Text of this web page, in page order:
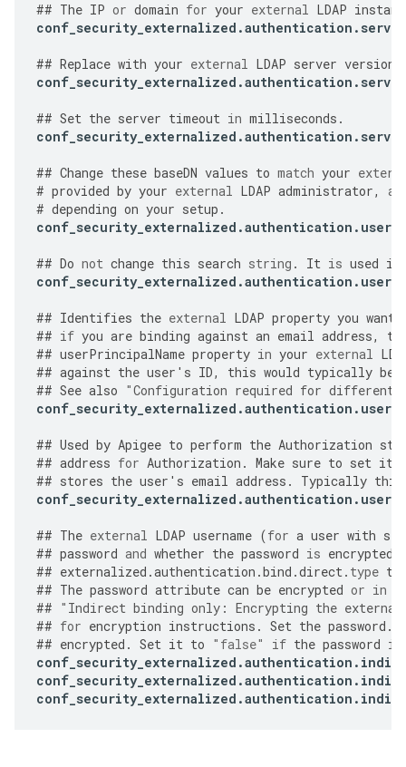
## The IP or domain for your external LDAP
conf_security_externalized .authentication . server
## Replace with your external LDAP server version
conf_security_externalized .authentication . server
## Set the server timeout in milliseconds .
conf_security_externalized .authentication . server
## Change these baseDN values to match your
# provided by your external LDAP administrator,
# depending on your setup .
conf_security_externalized .authentication . user
## Do not change this search string . It is used
conf_security_externalized .authentication . user
## Identifies the external LDAP property you want
## if you are binding against an email address,
## userPrincipalName property in your external
## against the user ' s ID, this would typically be
## See also "Configuration required for different
conf_security_externalized .authentication . user
## Used by Apigee to perform the Authorization
## address for Authorization . Make sure to set it
## stores the user ' s email address . Typically this
conf_security_externalized .authentication . user
## The external LDAP username (for a user with
## password and whether the password is encrypted
## externalized .authentication .bind .direct. type to
## The password attribute can be encrypted or in
## " Indirect binding only: Encrypting the external
## for encryption instructions . Set the password .
## encrypted . Set it to "false" if the password is
conf_security_externalized .authentication .
conf_security_externalized .authentication .
conf_security_externalized .authentication .